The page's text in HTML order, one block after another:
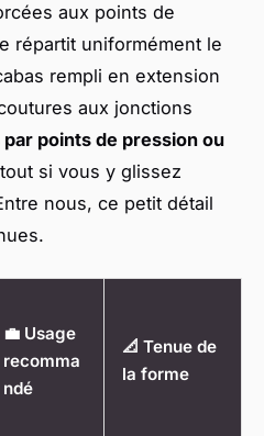
aux points de
répartit uniformément le
rempli en extension
aux jonctions
points de pression ou
si vous y glissez
nous, ce petit détail
💼 Usage
recomma
ndé
📐 Tenue de
la forme